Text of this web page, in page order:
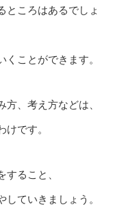
ところはあるでしょ
ことができます。
、考え方などは、
です。
ること、
ていきましょう。